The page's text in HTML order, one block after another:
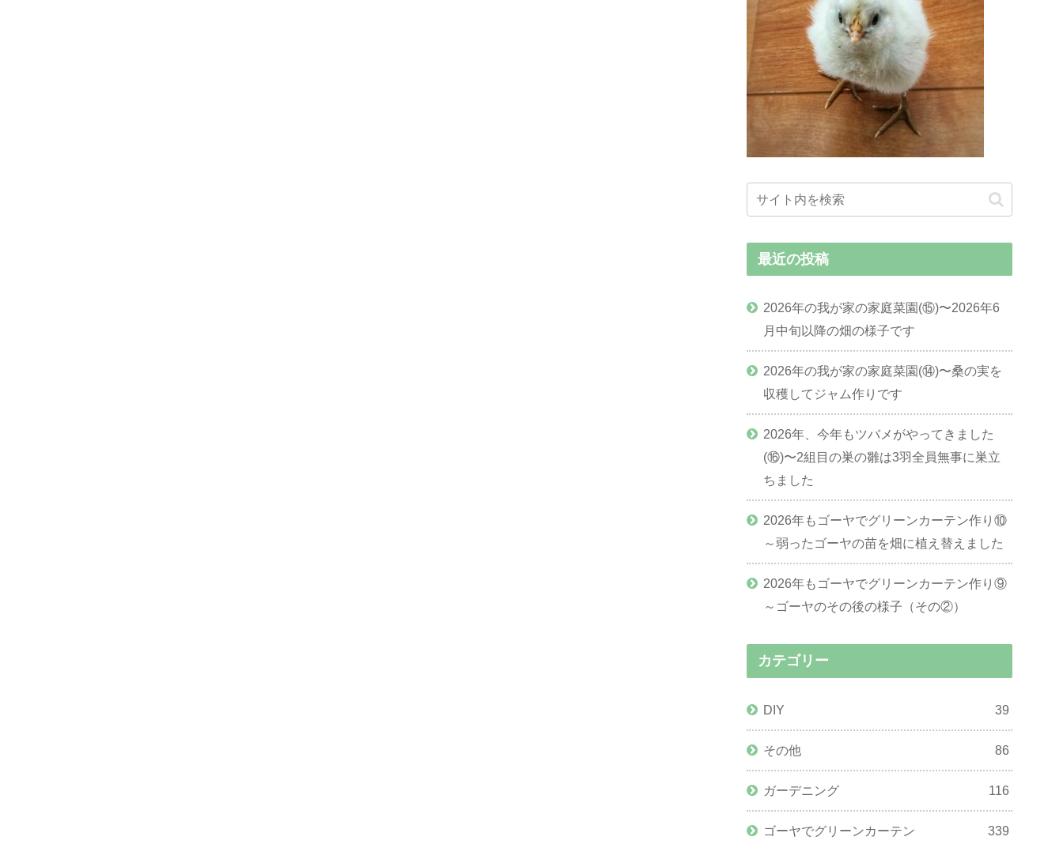
最近の投稿
2026年の我が家の家庭菜園(⑮)〜2026年6
月中旬以降の畑の様子です
2026年の我が家の家庭菜園(⑭)〜桑の実を
収穫してジャム作りです
2026年、今年もツバメがやってきました
(⑯)〜2組目の巣の雛は3羽全員無事に巣立
ちました
2026年もゴーヤでグリーンカーテン作り⑩
～弱ったゴーヤの苗を畑に植え替えました
2026年もゴーヤでグリーンカーテン作り⑨
～ゴーヤのその後の様子（その②）
カテゴリー
DIY 39
その他 86
ガーデニング 116
ゴーヤでグリーンカーテン 339